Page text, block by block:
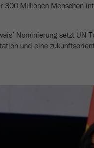
300 Millionen Menschen
Nominierung setzt UN
und eine